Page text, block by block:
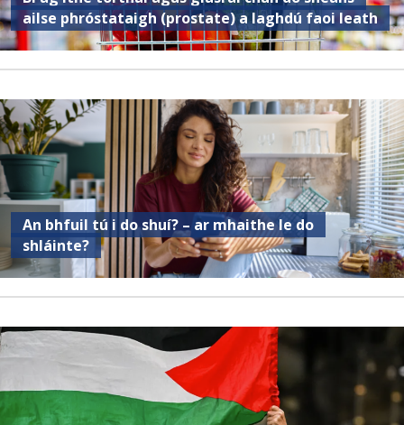
ailse phróstataigh (prostate) a laghdú faoi leath
An bhfuil tú i do shuí? – ar mhaithe le do
shláinte?